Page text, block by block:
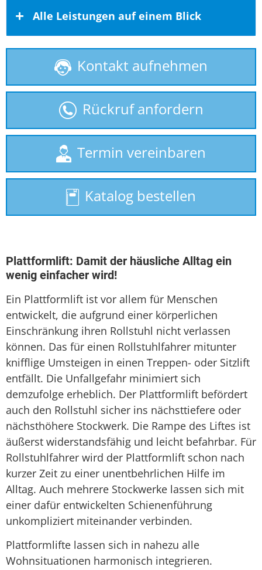
Alle Leistungen auf einem Blick
Behindertenlift
gebrauchte Treppenlifte
Homelift
Rollstuhllift
Seniorenlift
Treppenaufzug
Treppenlift
Treppenlift mieten
Kontakt aufnehmen
Rückruf anfordern
Termin vereinbaren
Katalog bestellen
Plattformlift: Damit der häusliche Alltag ein
wenig einfacher wird!
Ein Plattformlift ist vor allem für Menschen
entwickelt, die aufgrund einer körperlichen
Einschränkung ihren Rollstuhl nicht verlassen
können. Das für einen Rollstuhlfahrer mitunter
knifflige Umsteigen in einen Treppen- oder Sitzlift
entfällt. Die Unfallgefahr minimiert sich
demzufolge erheblich. Der Plattformlift befördert
auch den Rollstuhl sicher ins nächsttiefere oder
nächsthöhere Stockwerk. Die Rampe des Liftes ist
äußerst widerstandsfähig und leicht befahrbar. Für
Rollstuhlfahrer wird der Plattformlift schon nach
kurzer Zeit zu einer unentbehrlichen Hilfe im
Alltag. Auch mehrere Stockwerke lassen sich mit
einer dafür entwickelten Schienenführung
unkompliziert miteinander verbinden.
Plattformlifte lassen sich in nahezu alle
Wohnsituationen harmonisch integrieren.